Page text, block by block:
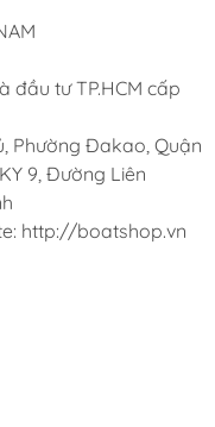
đầu tư TP.HCM cấp
Phường Đakao, Quận
9, Đường Liên
http://boatshop.vn